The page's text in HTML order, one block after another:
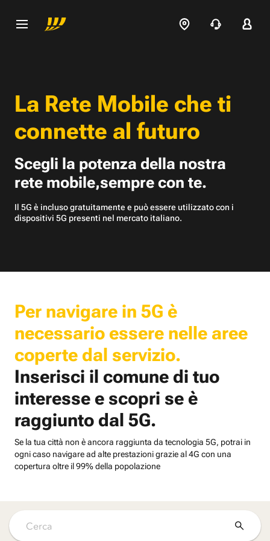
La Rete Mobile che ti
connette al futuro
Scegli la potenza della nostra
rete mobile,sempre con te.
Il 5G è incluso gratuitamente e può essere utilizzato con i
dispositivi 5G presenti nel mercato italiano.
Per navigare in 5G è
necessario essere nelle aree
coperte dal servizio.
Inserisci il comune di tuo
interesse e scopri se è
raggiunto dal 5G.
Se la tua città non è ancora raggiunta da tecnologia 5G, potrai in
ogni caso navigare ad alte prestazioni grazie al 4G con una
copertura oltre il 99% della popolazione